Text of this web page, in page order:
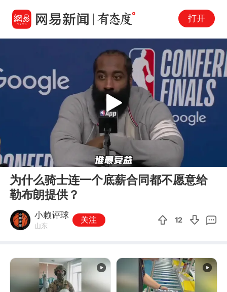
打开
00:00 01:35
Play
为什么骑士连一个底薪合同都不愿意给
勒布朗提供？
小赖评球
山东
关注 12